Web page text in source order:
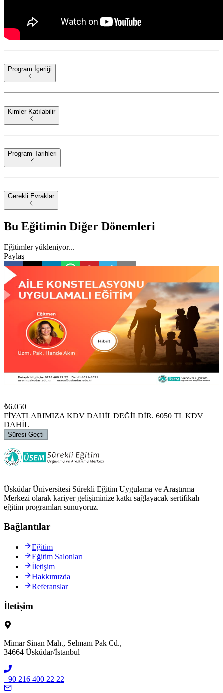
Program İçeriği
Kimler Katılabilir
Program Tarihleri
Gerekli Evraklar
Bu Eğitimin Diğer Dönemleri
Eğitimler yükleniyor...
Paylaş
Önizle
₺6.050
FİYATLARIMIZA KDV DAHİL DEĞİLDİR. 6050 TL KDV
Eğitimin Süresi Geçti
Başlangıç tarihi28 Mart 2026
Bitiş tarihi29 Mart 2026
Son başvuru26 Mart 2026
Belge
Sertifika
Kontenjan8/10
₺6.050
FİYATLARIMIZA KDV DAHİL DEĞİLDİR. 6050 TL KDV
DAHİL
Süresi Geçti
Üsküdar Üniversitesi Sürekli Eğitim Uygulama ve Araştırma
Merkezi olarak kariyer gelişiminize katkı sağlayacak sertifikalı
eğitim programları sunuyoruz.
Bağlantılar
Eğitim
Eğitim Salonları
İletişim
Hakkımızda
Referanslar
İletişim
Mimar Sinan Mah., Selmanı Pak Cd.,
34664 Üsküdar/İstanbul
+90 216 400 22 22